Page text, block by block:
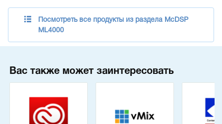
Посмотреть все продукты из раздела McDSP
ML4000
Вас также может заинтересовать